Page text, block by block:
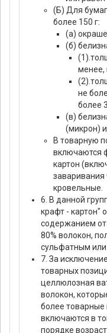
(Б) Для
более 150 г:
(а)
(б)
менее,
не
более
(в)
(микрон)
В товарную
включаются
картон
заваривания
кровельные.
6. В данной
крафт - картон"
содержанием
80% волокон,
сульфатным
7. За
товарных
целлюлозная
волокон,
более товарные
включаются в
порядке